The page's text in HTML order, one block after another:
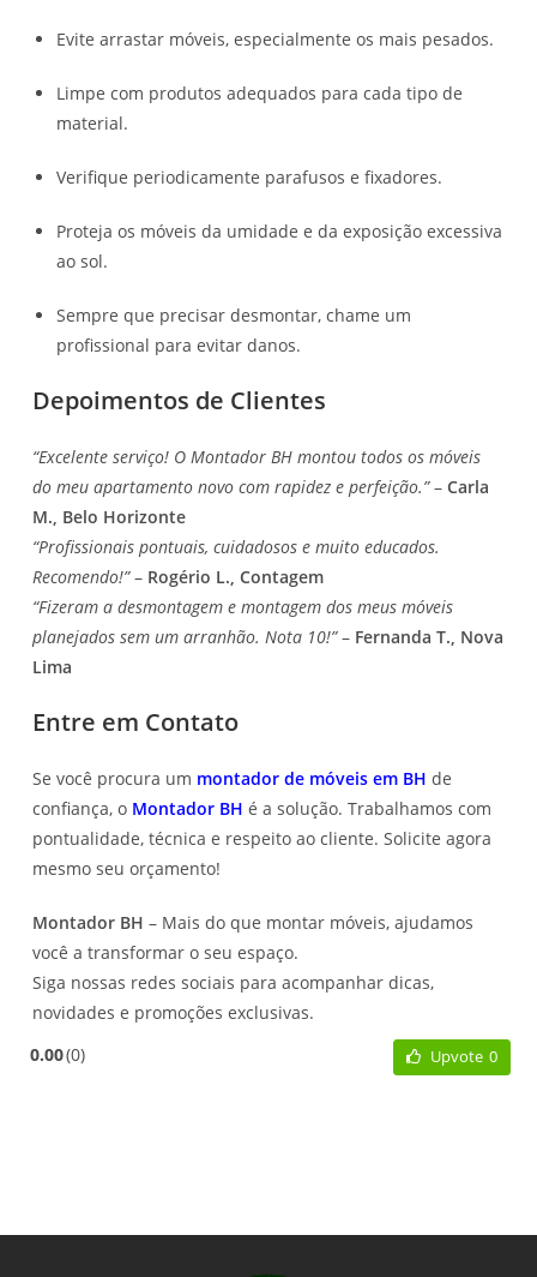
Evite arrastar móveis, especialmente os mais pesados.
Limpe com produtos adequados para cada tipo de
material.
Verifique periodicamente parafusos e fixadores.
Proteja os móveis da umidade e da exposição excessiva
ao sol.
Sempre que precisar desmontar, chame um
profissional para evitar danos.
Depoimentos de Clientes
“Excelente serviço! O Montador BH montou todos os móveis
do meu apartamento novo com rapidez e perfeição.”–Carla
M., Belo Horizonte
“Profissionais pontuais, cuidadosos e muito educados.
Recomendo!”– Rogério L., Contagem
“Fizeram a desmontagem e montagem dos meus móveis
planejados sem um arranhão. Nota 10!”– Fernanda T., Nova
Lima
Entre em Contato
Se você procura um montador de móveis em BH de
confiança, o Montador BH é a solução. Trabalhamos com
pontualidade, técnica e respeito ao cliente. Solicite agora
mesmo seu orçamento!
Montador BH – Mais do que montar móveis, ajudamos
você a transformar o seu espaço.
Siga nossas redes sociais para acompanhar dicas,
novidades e promoções exclusivas.
0.00 0 Upvote 0